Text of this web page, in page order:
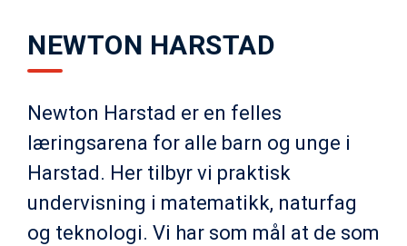
NEWTON HARSTAD
Newton Harstad er en felles
læringsarena for alle barn og unge i
Harstad. Her tilbyr vi praktisk
undervisning i matematikk, naturfag
og teknologi. Vi har som mål at de som